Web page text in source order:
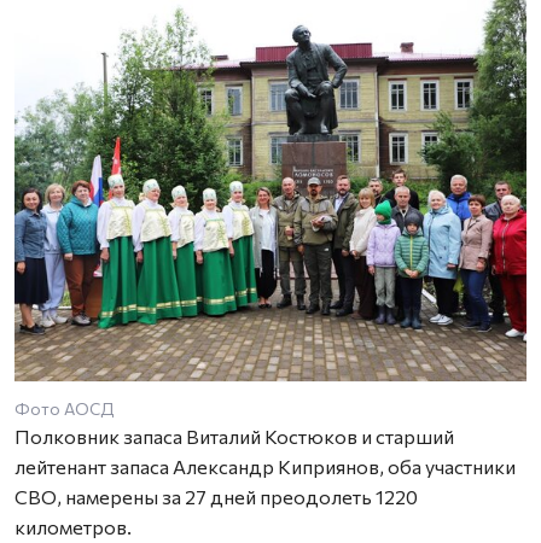
Фото АОСД
Полковник запаса Виталий Костюков и старший
лейтенант запаса Александр Киприянов, оба участники
СВО, намерены за 27 дней преодолеть 1220
километров.